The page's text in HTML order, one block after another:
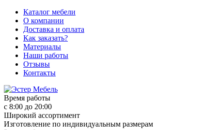
Каталог мебели
О компании
Доставка и оплата
Как заказать?
Материалы
Наши работы
Отзывы
Контакты
Время работы
с 8:00 до 20:00
Широкий ассортимент
Изготовление по индивидуальным размерам